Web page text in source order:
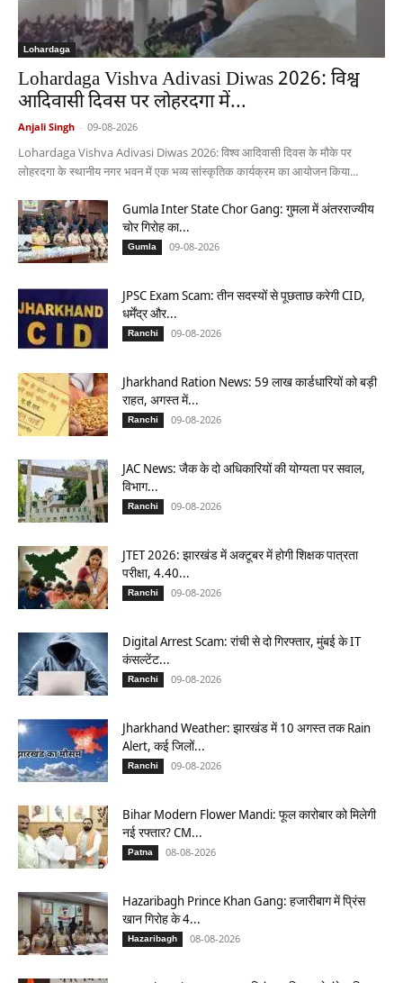
Lohardaga
Lohardaga Vishva Adivasi Diwas 2026: विश्व
आदिवासी दिवस पर लोहरदगा में...
Anjali Singh - 09-08-2026
Lohardaga Vishva Adivasi Diwas 2026: विश्व आदिवासी दिवस के मौके पर
लोहरदगा के स्थानीय नगर भवन में एक भव्य सांस्कृतिक कार्यक्रम का आयोजन किया...
Gumla Inter State Chor Gang: गुमला में अंतरराज्यीय
चोर गिरोह का...
Gumla 09-08-2026
JPSC Exam Scam: तीन सदस्यों से पूछताछ करेगी CID,
धर्मेंद्र और...
Ranchi 09-08-2026
Jharkhand Ration News: 59 लाख कार्डधारियों को बड़ी
राहत, अगस्त में...
Ranchi 09-08-2026
JAC News: जैक के दो अधिकारियों की योग्यता पर सवाल,
विभाग...
Ranchi 09-08-2026
JTET 2026: झारखंड में अक्टूबर में होगी शिक्षक पात्रता
परीक्षा, 4.40...
Ranchi 09-08-2026
Digital Arrest Scam: रांची से दो गिरफ्तार, मुंबई के IT
कंसल्टेंट...
Ranchi 09-08-2026
Jharkhand Weather: झारखंड में 10 अगस्त तक Rain
Alert, कई जिलों...
Ranchi 09-08-2026
Bihar Modern Flower Mandi: फूल कारोबार को मिलेगी
नई रफ्तार? CM...
Patna 08-08-2026
Hazaribagh Prince Khan Gang: हजारीबाग में प्रिंस
खान गिरोह के 4...
Hazaribagh 08-08-2026